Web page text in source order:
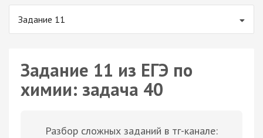
Задание 11
Задание 11 из ЕГЭ по
химии: задача 40
Разбор сложных заданий в тг-канале: